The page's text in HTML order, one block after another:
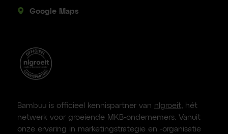
Google Maps
Bambuu is officieel kennispartner van nlgroeit, hét
netwerk voor groeiende MKB-ondernemers. Vanuit
onze ervaring in marketingstrategie en -organisatie